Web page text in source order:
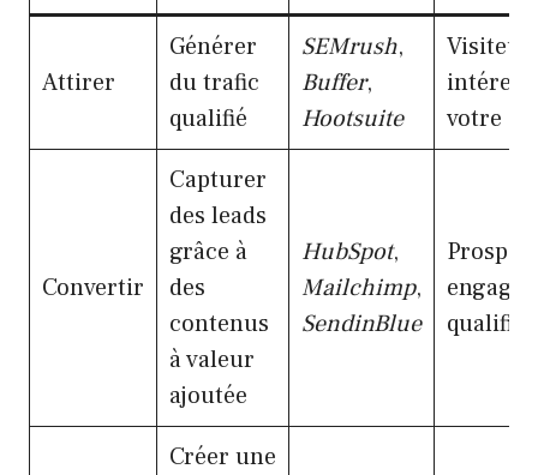
Attirer
Générer
du trafic
qualifié
SEMrush,
Buffer,
Hootsuite
votre
Convertir
Capturer
des leads
grâce à
des
contenus
à valeur
ajoutée
HubSpot,
Mailchimp,
SendinBlue
qualifiés
Créer une